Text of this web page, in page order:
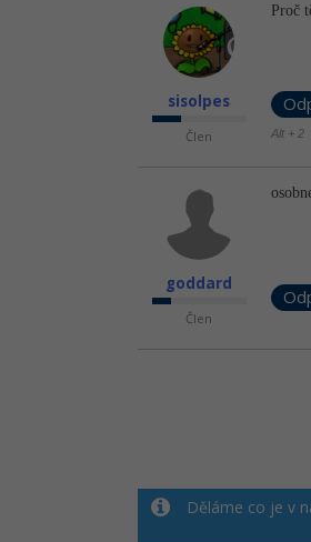
sisolpes
Člen
Proč
Alt + 2
goddard
Člen
Děláme co je v